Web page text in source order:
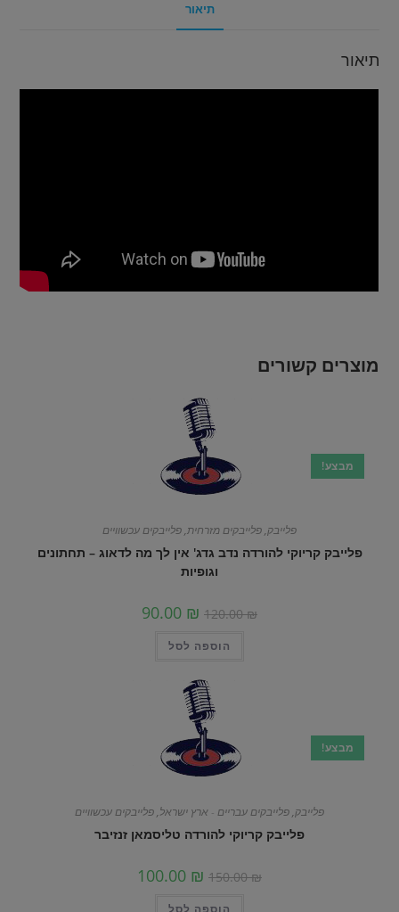
תיאור
תיאור
מוצרים קשורים
מבצע!
פלייבק,פלייבקים מזרחית,פלייבקים עכשוויים
פלייבק קריוקי להורדה נדב גדג' אין לך מה לדאוג – תחתונים
וגופיות
120.00₪
90.00 ₪
הוספה לסל
מבצע!
פלייבק,פלייבקים עבריים - ארץ ישראל,פלייבקים עכשוויים
פלייבק קריוקי להורדה טליסמאן זנזיבר
150.00₪
100.00 ₪
הוספה לסל